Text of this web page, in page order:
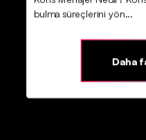
bulma süreçlerini yön...
Daha